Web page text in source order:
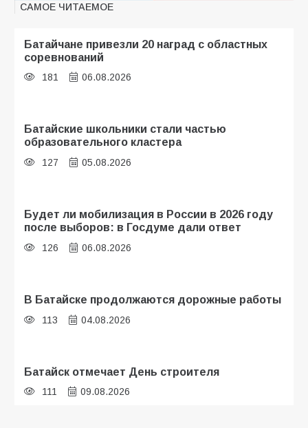
САМОЕ ЧИТАЕМОЕ
Батайчане привезли 20 наград с областных
соревнований
181 06.08.2026
Батайские школьники стали частью
образовательного кластера
127 05.08.2026
Будет ли мобилизация в России в 2026 году
после выборов: в Госдуме дали ответ
126 06.08.2026
В Батайске продолжаются дорожные работы
113 04.08.2026
Батайск отмечает День строителя
111 09.08.2026